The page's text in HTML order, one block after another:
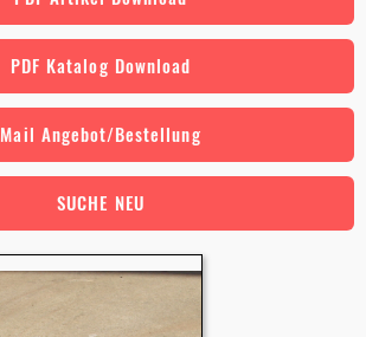
PDF Katalog Download
Mail Angebot/Bestellung
SUCHE NEU